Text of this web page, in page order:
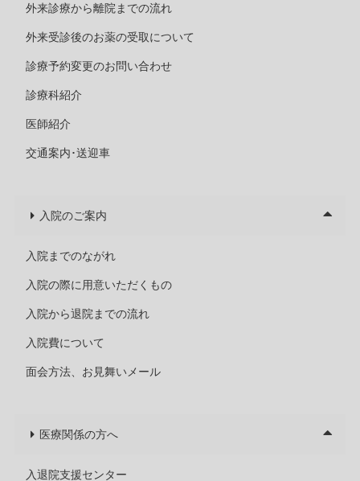
外来診療から離院までの流れ
外来受診後のお薬の受取について
診療予約変更のお問い合わせ
診療科紹介
医師紹介
交通案内･送迎車
入院のご案内
入院までのながれ
入院の際に用意いただくもの
入院から退院までの流れ
入院費について
面会方法、お見舞いメール
医療関係の方へ
入退院支援センター